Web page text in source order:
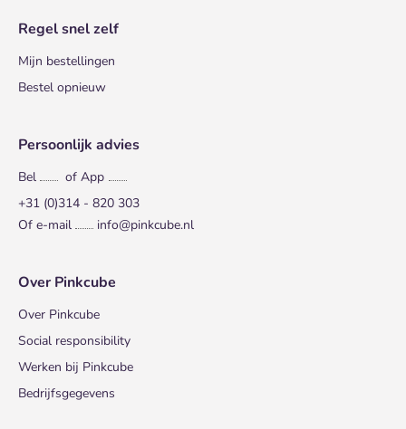
Regel snel zelf
Mijn bestellingen
Bestel opnieuw
Persoonlijk advies
Bel
of App
+31 (0)314 - 820 303
Of e-mail
info@pinkcube.nl
Over Pinkcube
Over Pinkcube
Social responsibility
Werken bij Pinkcube
Bedrijfsgegevens